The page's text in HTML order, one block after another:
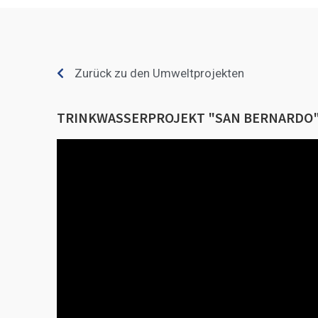
Zurück zu den Umweltprojekten
TRINKWASSERPROJEKT "SAN